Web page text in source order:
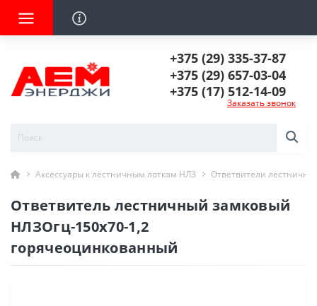
+375 (29) 335-37-87
+375 (29) 657-03-04
+375 (17) 512-14-09
Заказать звонок
Аксессуары к лестничным лоткам НЛЗ Ответвители
Ответвитель лестничный замковый
НЛЗОгц-150х70-1,2
горячеоцинкованный